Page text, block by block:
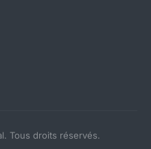
Tous droits réservés.